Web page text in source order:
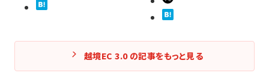
越境EC 3.0 の記事をもっと見る